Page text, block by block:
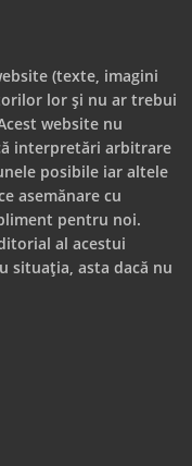
(texte, imagini
lor și nu ar trebui
website nu
interpretări arbitrare
posibile iar altele
asemănare cu
pentru noi.
al acestui
situația, asta dacă nu